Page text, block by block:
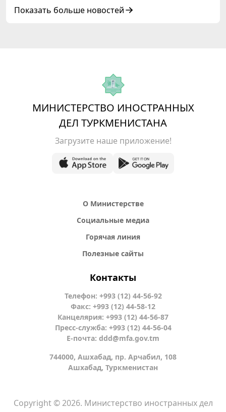
сотрудничества «Центральная Азия –
Показать больше новостей
МИНИСТЕРСТВО ИНОСТРАННЫХ
ДЕЛ ТУРКМЕНИСТАНА
Загрузите наше приложение!
О Министерстве
Социальные медиа
Горячая линия
Полезные сайты
Контакты
Телефон: +993 (12) 44-56-92
Факс: +993 (12) 44-58-12
Канцелярия: +993 (12) 44-56-87
Пресс-служба: +993 (12) 44-56-04
Е-почта: ddd@mfa.gov.tm
744000, Ашхабад, пр. Арчабил, 108
Ашхабад, Туркменистан
Copyright © 2026. Министерство иностранных дел